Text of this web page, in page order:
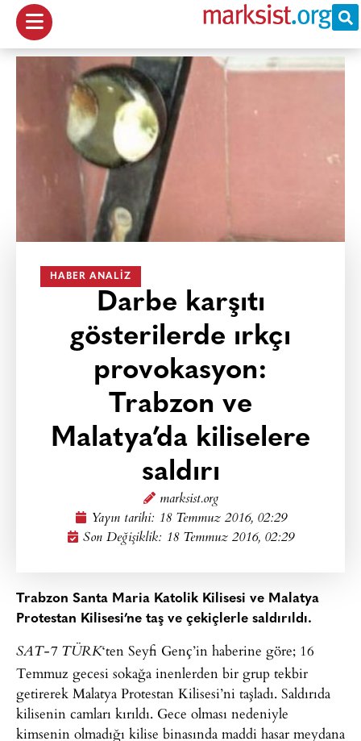
HABER ANALIZ
Darbe karşıtı
gösterilerde ırkçı
provokasyon:
Trabzon ve
Malatya’da kiliselere
saldırı
marksist.org
Yayın tarihi: 18 Temmuz 2016, 02:29
Son Değişiklik: 18 Temmuz 2016, 02:29
Trabzon Santa Maria Katolik Kilisesi ve Malatya
Protestan Kilisesi’ne taş ve çekiçlerle saldırıldı.
SAT-7 TÜRK‘ten Seyfi Genç’in haberine göre; 16
Temmuz gecesi sokağa inenlerden bir grup tekbir
getirerek Malatya Protestan Kilisesi’ni taşladı. Saldırıda
kilisenin camları kırıldı. Gece olması nedeniyle
kimsenin olmadığı kilise binasında maddi hasar meydana